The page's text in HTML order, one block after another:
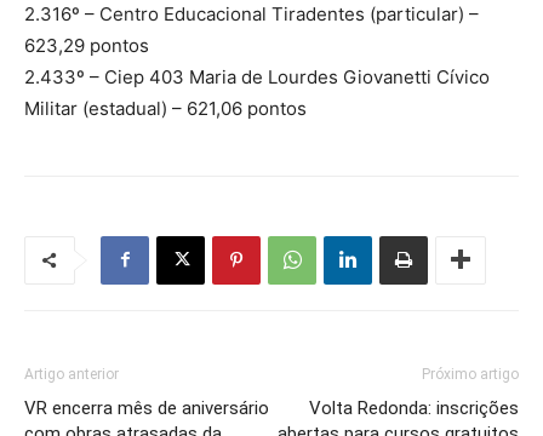
2.316º – Centro Educacional Tiradentes (particular) –
623,29 pontos
2.433º – Ciep 403 Maria de Lourdes Giovanetti Cívico
Militar (estadual) – 621,06 pontos
Artigo anterior
VR encerra mês de aniversário
Próximo artigo
Volta Redonda: inscrições